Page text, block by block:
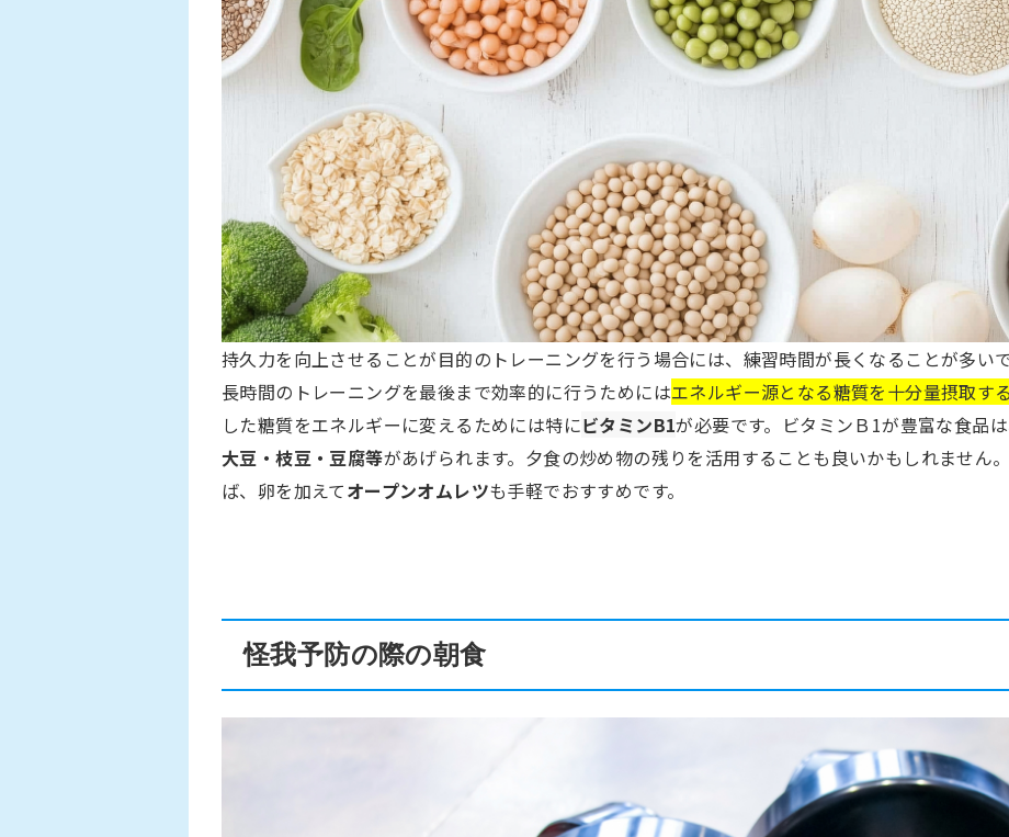
持久力を向上させることが目的のトレーニングを行う場合には、練習時間が長くなることが多いで
長時間のトレーニングを最後まで効率的に行うためにはエネルギー源となる糖質を十分量摂取す
した糖質をエネルギーに変えるためには特にビタミンB1が必要です。ビタミンＢ1が豊富な食品
大豆・枝豆・豆腐等があげられます。夕食の炒め物の残りを活用することも良いかもしれません
ば、卵を加えてオープンオムレツも手軽でおすすめです。
怪我予防の際の朝食